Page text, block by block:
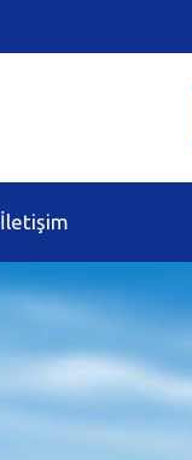
İletişim